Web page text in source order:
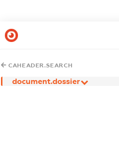
CAHEADER.SEARCH
document.dossier